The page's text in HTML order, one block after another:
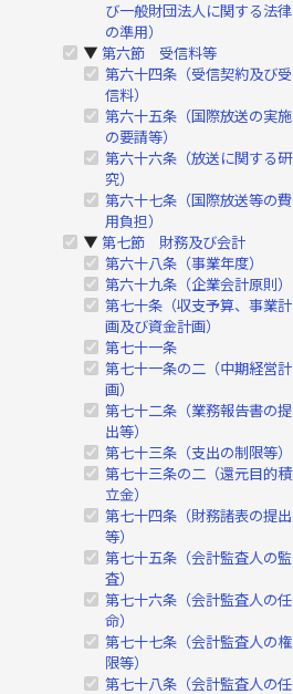
び一般財団法人に関する法律
の準用）
▶ 第六節 受信料等
第六十四条（受信契約及び受
信料）
第六十五条（国際放送の実施
の要請等）
第六十六条（放送に関する研
究）
第六十七条（国際放送等の費
用負担）
▶ 第七節 財務及び会計
第六十八条（事業年度）
第六十九条（企業会計原則）
第七十条（収支予算、事業計
画及び資金計画）
第七十一条
第七十一条の二（中期経営計
画）
第七十二条（業務報告書の提
出等）
第七十三条（支出の制限等）
第七十三条の二（還元目的積
立金）
第七十四条（財務諸表の提出
等）
第七十五条（会計監査人の監
査）
第七十六条（会計監査人の任
命）
第七十七条（会計監査人の権
限等）
第七十八条（会計監査人の任